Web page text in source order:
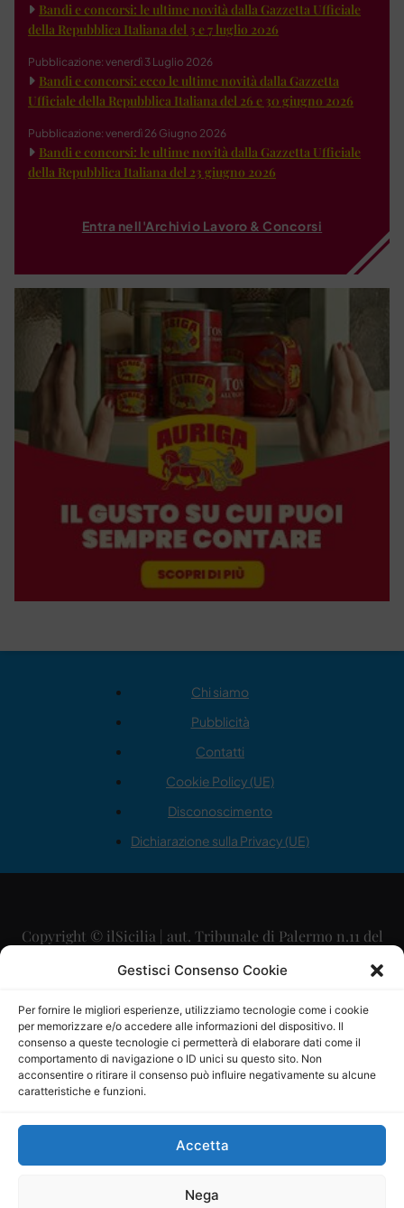
Gestisci Consenso Cookie
Per fornire le migliori esperienze, utilizziamo tecnologie come i cookie
per memorizzare e/o accedere alle informazioni del dispositivo. Il
consenso a queste tecnologie ci permetterà di elaborare dati come il
comportamento di navigazione o ID unici su questo sito. Non
acconsentire o ritirare il consenso può influire negativamente su alcune
caratteristiche e funzioni.
Accetta
Nega
Bandi e concorsi: le ultime novità dalla Gazzetta Ufficiale
della Repubblica Italiana del 3 e 7 luglio 2026
Pubblicazione: venerdì 3 Luglio 2026
Bandi e concorsi: ecco le ultime novità dalla Gazzetta
Ufficiale della Repubblica Italiana del 26 e 30 giugno 2026
Pubblicazione: venerdì 26 Giugno 2026
Bandi e concorsi: le ultime novità dalla Gazzetta Ufficiale
della Repubblica Italiana del 23 giugno 2026
Entra nell'Archivio Lavoro & Concorsi
Chi siamo
Pubblicità
Contatti
Cookie Policy (UE)
Disconoscimento
Dichiarazione sulla Privacy (UE)
Copyright © ilSicilia | aut. Tribunale di Palermo n.11 del
29/09/2015
Direttore Editoriale: Maurizio Scaglione
Direttore Responsabile: Maria Calabrese
P.IVA: 06334930820
Mercurio Comunicazione Società Cooperativa a r.l. è
iscritta al Registro degli Operatori di Comunicazione al